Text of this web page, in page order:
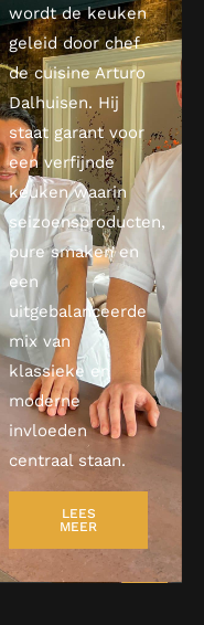
wordt de keuken
geleid door chef
de cuisineArturo
Dalhuisen. Hij
staat garant voor
een verfijnde
keuken waarin
seizoensproducten,
pure smaken en
een
uitgebalanceerde
mix van
klassieke en
moderne
invloeden
centraal staan.
LEES
MEER